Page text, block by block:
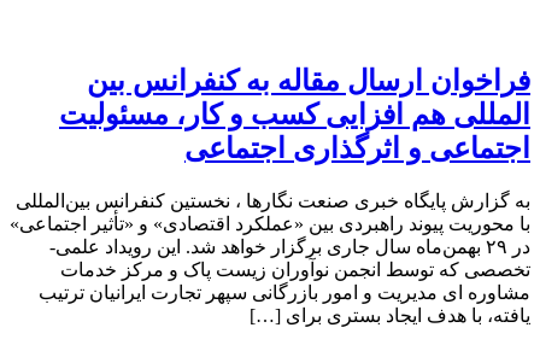
فراخوان ارسال مقاله به کنفرانس بین
المللی هم افزایی کسب و کار، مسئولیت
اجتماعی و اثرگذاری اجتماعی
به گزارش پایگاه خبری صنعت نگارها ، نخستین کنفرانس بین‌المللی
با محوریت پیوند راهبردی بین «عملکرد اقتصادی» و «تأثیر اجتماعی»
در ۲۹ بهمن‌ماه سال جاری برگزار خواهد شد. این رویداد علمی-
تخصصی که توسط انجمن نوآوران زیست پاک و مرکز خدمات
مشاوره ای مدیریت و امور بازرگانی سپهر تجارت ایرانیان ترتیب
یافته، با هدف ایجاد بستری برای […]